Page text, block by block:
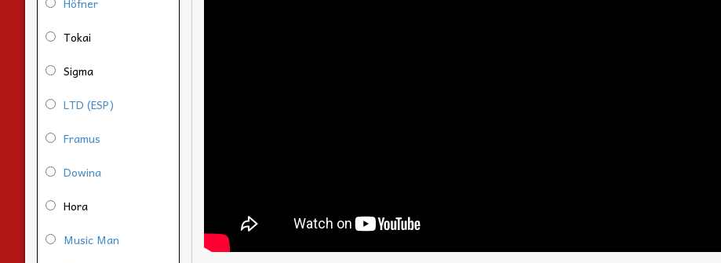
Tokai
Sigma
LTD (ESP)
Framus
Dowina
Hora
Music Man